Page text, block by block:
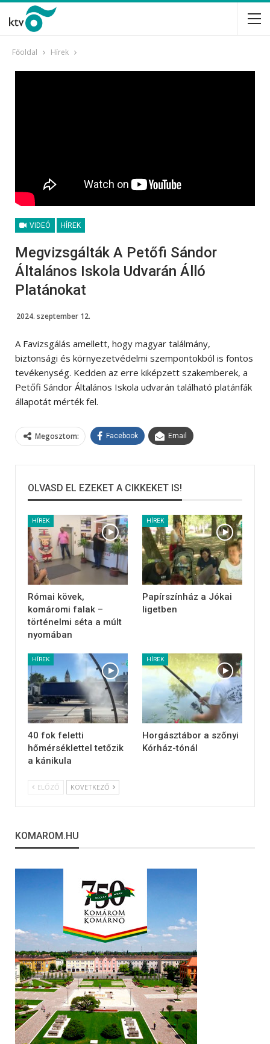
Főoldal Hírek
VIDEÓ HÍREK
Megvizsgálták A Petőfi Sándor
Általános Iskola Udvarán Álló
Platánokat
2024. szeptember 12.
A Favizsgálás amellett, hogy magyar találmány,
biztonsági és környezetvédelmi szempontokból is fontos
tevékenység. Kedden az erre kiképzett szakemberek, a
Petőfi Sándor Általános Iskola udvarán található platánfák
állapotát mérték fel.
Megosztom: Facebook Email
OLVASD EL EZEKET A CIKKEKET IS!
HÍREK
Római kövek,
komáromi falak –
történelmi séta a múlt
nyomában
HÍREK
Papírszínház a Jókai
ligetben
HÍREK
40 fok feletti
hőmérséklettel tetőzik
a kánikula
HÍREK
Horgásztábor a szőnyi
Kórház-tónál
ELŐZŐ KÖVETKEZŐ
KOMAROM.HU